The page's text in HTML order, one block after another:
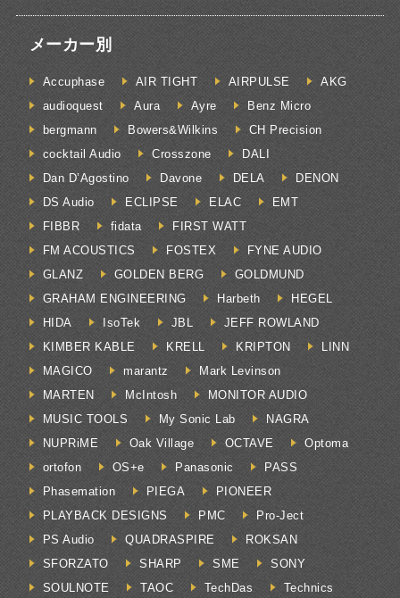
メーカー別
Accuphase AIR TIGHT AIRPULSE
AKG
audioquest
Aura Ayre
Benz Micro
bergmann
Bowers&Wilkins
CH Precision
cocktail Audio
Crosszone
DALI
Dan D’Agostino
Davone DELA
DENON
DS Audio
ECLIPSE ELAC
EMT
FIBBR
fidata
FIRST WATT
FM ACOUSTICS
FOSTEX
FYNE AUDIO
GLANZ
GOLDEN BERG
GOLDMUND
GRAHAM ENGINEERING
Harbeth
HEGEL
HIDA
IsoTek JBL
JEFF ROWLAND
KIMBER KABLE
KRELL KRIPTON
LINN
MAGICO
marantz
Mark Levinson
MARTEN
McIntosh
MONITOR AUDIO
MUSIC TOOLS
My Sonic Lab
NAGRA
NUPRiME
Oak Village OCTAVE
Optoma
ortofon
OS+e Panasonic
PASS
Phasemation
PIEGA
PIONEER
PLAYBACK DESIGNS
PMC
Pro-Ject
PS Audio
QUADRASPIRE
ROKSAN
SFORZATO
SHARP SME
SONY
SOULNOTE
TAOC TechDas Technics